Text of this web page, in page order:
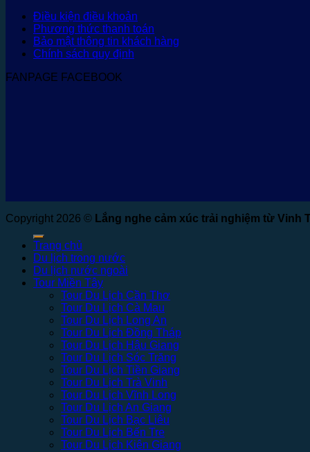
Điều kiện điều khoản
Phương thức thanh toán
Bảo mật thông tin khách hàng
Chính sách quy định
FANPAGE FACEBOOK
Copyright 2026 © Lắng nghe cảm xúc trải nghiệm từ Vinh
Trang chủ
Du lịch trong nước
Du lịch nước ngoài
Tour Miền Tây
Tour Du Lịch Cần Thơ
Tour Du Lịch Cà Mau
Tour Du Lịch Long An
Tour Du Lịch Đồng Tháp
Tour Du Lịch Hậu Giang
Tour Du Lịch Sóc Trăng
Tour Du Lịch Tiền Giang
Tour Du Lịch Trà Vinh
Tour Du Lịch Vĩnh Long
Tour Du Lịch An Giang
Tour Du Lịch Bạc Liêu
Tour Du Lịch Bến Tre
Tour Du Lịch Kiên Giang